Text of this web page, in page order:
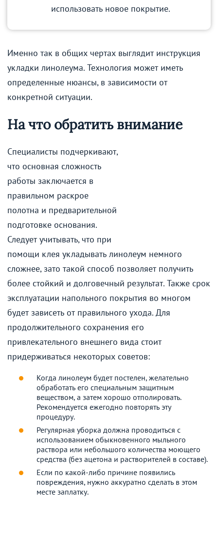
использовать новое покрытие.
Именно так в общих чертах выглядит инструкция
укладки линолеума. Технология может иметь
определенные нюансы, в зависимости от
конкретной ситуации.
На что обратить внимание
Специалисты подчеркивают,
что основная сложность
работы заключается в
правильном раскрое
полотна и предварительной
подготовке основания.
Следует учитывать, что при
помощи клея укладывать линолеум немного
сложнее, зато такой способ позволяет получить
более стойкий и долговечный результат. Также срок
эксплуатации напольного покрытия во многом
будет зависеть от правильного ухода. Для
продолжительного сохранения его
привлекательного внешнего вида стоит
придерживаться некоторых советов:
Когда линолеум будет постелен, желательно
обработать его специальным защитным
веществом, а затем хорошо отполировать.
Рекомендуется ежегодно повторять эту
процедуру.
Регулярная уборка должна проводиться с
использованием обыкновенного мыльного
раствора или небольшого количества моющего
средства (без ацетона и растворителей в составе).
Если по какой-либо причине появились
повреждения, нужно аккуратно сделать в этом
месте заплатку.